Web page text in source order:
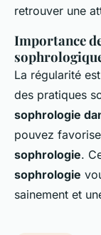
retrouver une
Importance
La régularité
des pratiques
sophrologie
pouvez
sophrologie.
sophrologie
sainement et